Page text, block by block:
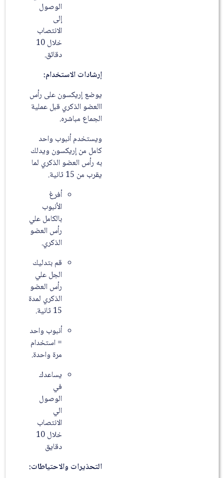
الوصول
الانتصاب
خلال 10
دقائق.
إرشادات الاستخدام:
يوضع إريكسون على رأس
االعضو الذكري قبل عملية
الجماع مباشره.
ويستخدم أنبوب واحد
كامل من إريكسون ويدلك
به رأس العضو الذكري لما
يقرب من 15 ثانية.
أفرغ
الأنبوب
بالكامل علي
رأس العضو
الذكري.
قم بتدليك
الجل علي
رأس العضو
الذكري لمدة
أنبوب واحد
= استخدام
مرة واحدة.
يساعدك
الوصول
الانتصاب
خلال 10
دقايق
التحذيرات والاحتياطات: